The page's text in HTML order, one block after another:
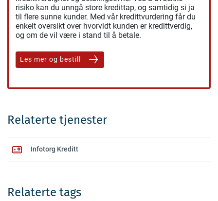
risiko kan du unngå store kredittap, og samtidig si ja
til flere sunne kunder. Med vår kredittvurdering får du
enkelt oversikt over hvorvidt kunden er kredittverdig,
og om de vil være i stand til å betale.
Les mer og bestill
Relaterte tjenester
Infotorg Kreditt
Relaterte tags